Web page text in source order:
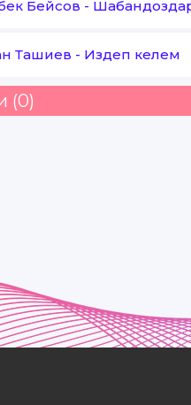
Бейсов -
Ташиев - Издеп келем
(0)